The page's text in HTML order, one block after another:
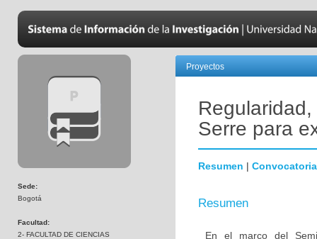
Sede:
Bogotá
Facultad:
2- FACULTAD DE CIENCIAS
Proyectos
Serre para
Resumen | Convocatoria
Resumen
En el marco del